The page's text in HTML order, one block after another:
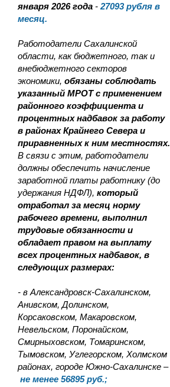
января 2026 года - 27093рубля в
месяц.
Работодатели Сахалинской
области, как бюджетного, так и
внебюджетного секторов
экономики, обязаны соблюдать
указанный МРОТ с применением
районного коэффициента и
процентных надбавок за работу
в районах Крайнего Севера и
приравненных к ним местностях.
В связи с этим, работодатели
должны обеспечить начисление
заработной платы работнику (до
удержания НДФЛ), который
отработал за месяц норму
рабочего времени, выполнил
трудовые обязанности и
обладает правом на выплату
всех процентных надбавок, в
следующих размерах:
- в Александровск-Сахалинском,
Анивском, Долинском,
Корсаковском, Макаровском,
Невельском, Поронайском,
Смирныховском, Томаринском,
Тымовском, Углегорском, Холмском
районах, городе Южно-Сахалинске –
не менее 56895 руб.;